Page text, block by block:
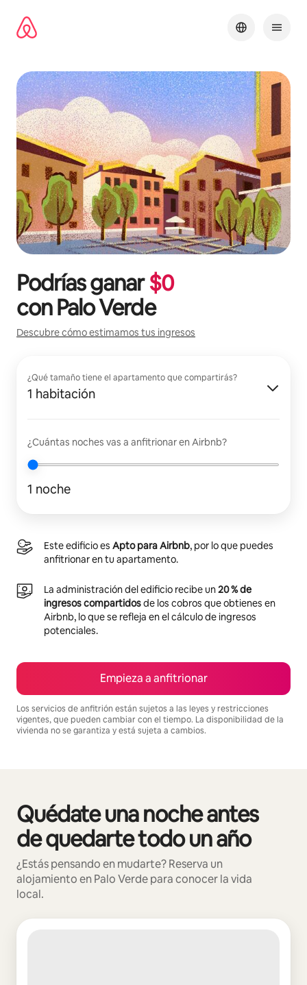
contenido
Podrías ganar$0
conPalo Verde
Descubre cómo estimamos tus ingresos
¿Qué tamaño tiene el apartamento que compartirás?
1 habitación
¿Cuántas noches vas a anfitrionar en Airbnb?
1 noche
Este edificio es Apto para Airbnb, por lo que puedes
anfitrionar en tu apartamento.
La administración del edificio recibe un20 % de
ingresos compartidosde los cobros que obtienes en
Airbnb, lo que se refleja en el cálculo de ingresos
potenciales.
Empieza a anfitrionar
Los servicios de anfitrión están sujetos a las leyes y restricciones
vigentes, que pueden cambiar con el tiempo. La disponibilidad de la
vivienda no se garantiza y está sujeta a cambios.
Quédate una noche antes
de quedarte todo un año
¿Estás pensando en mudarte? Reserva un
alojamiento en Palo Verde para conocer la vida
local.
Se muestran0 de 0 elementos